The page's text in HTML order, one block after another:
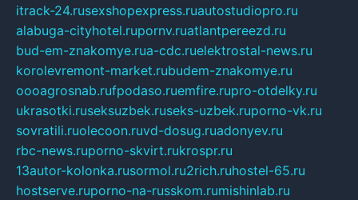
itrack-24.rusexshopexpress.ruautostudiopro.ru
alabuga-cityhotel.rupornv.ruatlantpereezd.ru
bud-em-znakomye.rua-cdc.ruelektrostal-news.ru
korolevremont-market.rubudem-znakomye.ru
oooagrosnab.rufpodaso.ruemfire.rupro-otdelky.ru
ukrasotki.ruseksuzbek.ruseks-uzbek.ruporno-vk.ru
sovratili.ruolecoon.ruvd-dosug.ruadonyev.ru
rbc-news.ruporno-skvirt.rukrospr.ru
13autor-kolonka.rusormol.ru2rich.ruhostel-65.ru
hostserve.ruporno-na-russkom.rumishinlab.ru